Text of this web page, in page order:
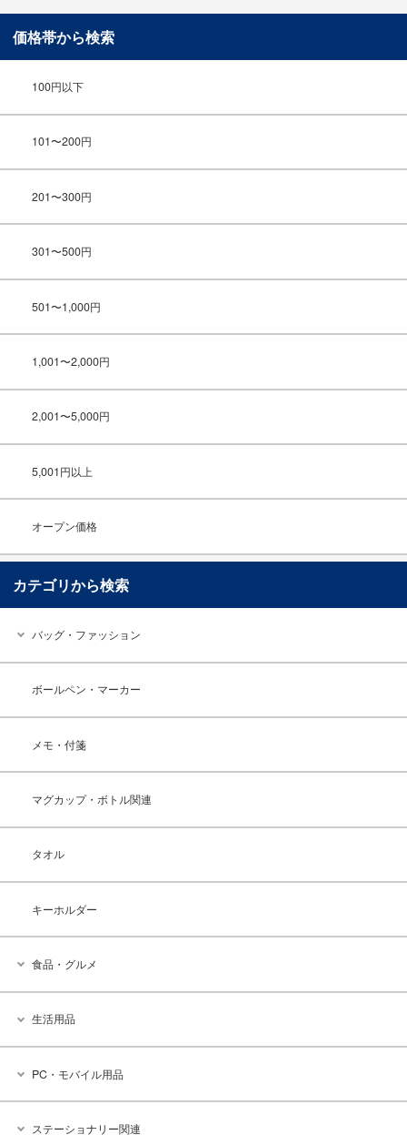
価格帯から検索
100円以下
101〜200円
201〜300円
301〜500円
501〜1,000円
1,001〜2,000円
2,001〜5,000円
5,001円以上
オープン価格
カテゴリから検索
バッグ・ファッション
ボールペン・マーカー
メモ・付箋
マグカップ・ボトル関連
タオル
キーホルダー
食品・グルメ
生活用品
PC・モバイル用品
ステーショナリー関連